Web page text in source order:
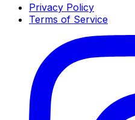
Privacy Policy
Terms of Service